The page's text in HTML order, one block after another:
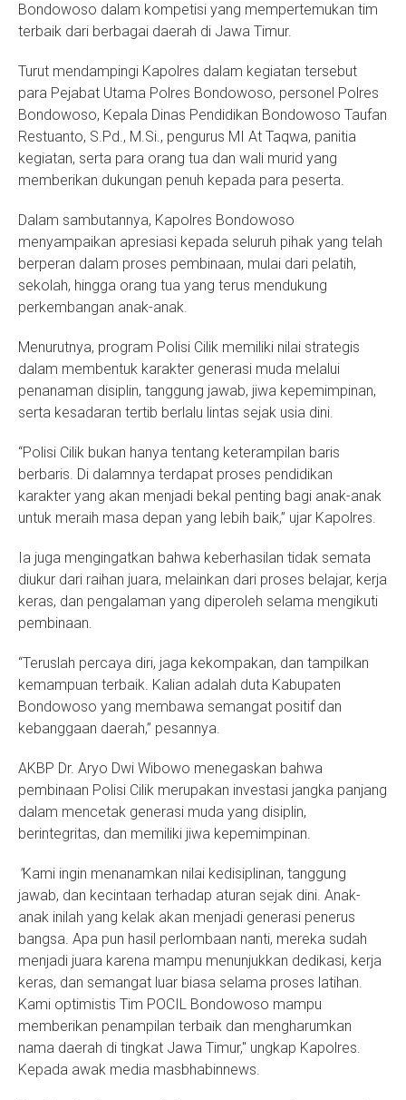
Bondowoso dalam kompetisi yang mempertemukan tim
terbaik dari berbagai daerah di Jawa Timur.
Turut mendampingi Kapolres dalam kegiatan tersebut
para Pejabat Utama Polres Bondowoso, personel Polres
Bondowoso, Kepala Dinas Pendidikan Bondowoso Taufan
Restuanto, S.Pd., M.Si., pengurus MI At Taqwa, panitia
kegiatan, serta para orang tua dan wali murid yang
memberikan dukungan penuh kepada para peserta.
Dalam sambutannya, Kapolres Bondowoso
menyampaikan apresiasi kepada seluruh pihak yang telah
berperan dalam proses pembinaan, mulai dari pelatih,
sekolah, hingga orang tua yang terus mendukung
perkembangan anak-anak.
Menurutnya, program Polisi Cilik memiliki nilai strategis
dalam membentuk karakter generasi muda melalui
penanaman disiplin, tanggung jawab, jiwa kepemimpinan,
serta kesadaran tertib berlalu lintas sejak usia dini.
“Polisi Cilik bukan hanya tentang keterampilan baris
berbaris. Di dalamnya terdapat proses pendidikan
karakter yang akan menjadi bekal penting bagi anak-anak
untuk meraih masa depan yang lebih baik,” ujar Kapolres.
Ia juga mengingatkan bahwa keberhasilan tidak semata
diukur dari raihan juara, melainkan dari proses belajar, kerja
keras, dan pengalaman yang diperoleh selama mengikuti
pembinaan.
“Teruslah percaya diri, jaga kekompakan, dan tampilkan
kemampuan terbaik. Kalian adalah duta Kabupaten
Bondowoso yang membawa semangat positif dan
kebanggaan daerah,” pesannya.
AKBP Dr. Aryo Dwi Wibowo menegaskan bahwa
pembinaan Polisi Cilik merupakan investasi jangka panjang
dalam mencetak generasi muda yang disiplin,
berintegritas, dan memiliki jiwa kepemimpinan.
"Kami ingin menanamkan nilai kedisiplinan, tanggung
jawab, dan kecintaan terhadap aturan sejak dini. Anak-
anak inilah yang kelak akan menjadi generasi penerus
bangsa. Apa pun hasil perlombaan nanti, mereka sudah
menjadi juara karena mampu menunjukkan dedikasi, kerja
keras, dan semangat luar biasa selama proses latihan.
Kami optimistis Tim POCIL Bondowoso mampu
memberikan penampilan terbaik dan mengharumkan
nama daerah di tingkat Jawa Timur," ungkap Kapolres.
Kepada awak media masbhabinnews.